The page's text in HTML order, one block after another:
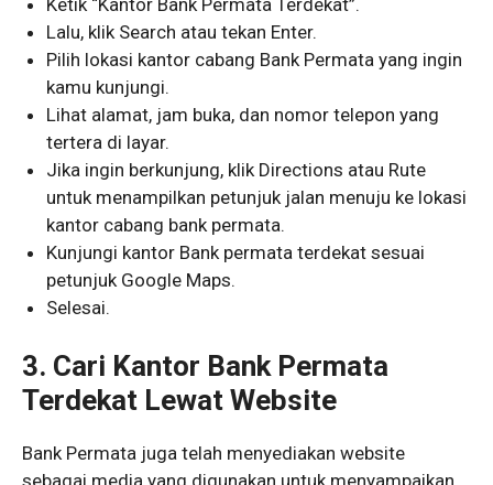
Lalu, klik Search atau tekan Enter.
Pilih lokasi kantor cabang Bank Permata yang ingin
kamu kunjungi.
Lihat alamat, jam buka, dan nomor telepon yang
tertera di layar.
Jika ingin berkunjung, klik Directions atau Rute
untuk menampilkan petunjuk jalan menuju ke lokasi
kantor cabang bank permata.
Kunjungi kantor Bank permata terdekat sesuai
petunjuk Google Maps.
Selesai.
3. Cari Kantor Bank Permata
Terdekat Lewat Website
Bank Permata juga telah menyediakan website